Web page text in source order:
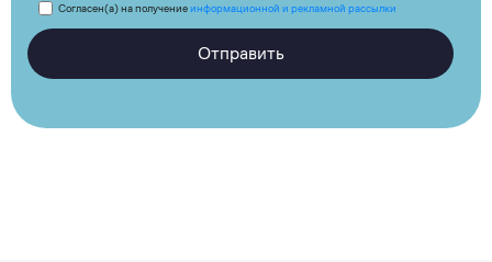
Согласен(а) на получениеинформационной и рекламной рассылки
Отправить